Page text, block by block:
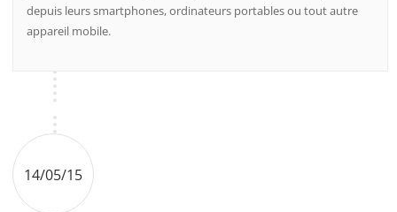
depuis leurs smartphones, ordinateurs portables ou tout autre
appareil mobile.
14/05/15